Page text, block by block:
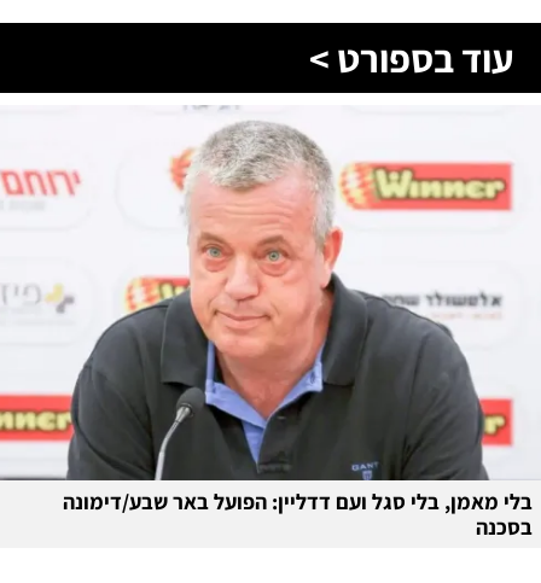
עוד בספורט >
בלי מאמן, בלי סגל ועם דדליין: הפועל באר שבע/דימונה
בסכנה